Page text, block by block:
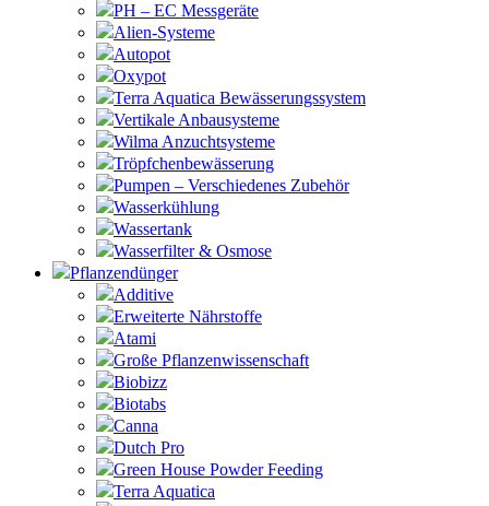
PH – EC Messgeräte
Alien-Systeme
Autopot
Oxypot
Terra Aquatica Bewässerungssystem
Vertikale Anbausysteme
Wilma Anzuchtsysteme
Tröpfchenbewässerung
Pumpen – Verschiedenes Zubehör
Wasserkühlung
Wassertank
Wasserfilter & Osmose
Pflanzendünger
Additive
Erweiterte Nährstoffe
Atami
Große Pflanzenwissenschaft
Biobizz
Biotabs
Canna
Dutch Pro
Green House Powder Feeding
Terra Aquatica